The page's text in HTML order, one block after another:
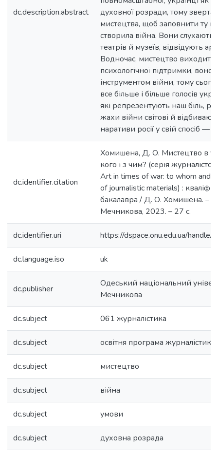
dc.description.abstract
духовної розради, тому
мистецтва, щоб заповнити ту
створила війна. Вони слухають
театрів й музеїв, відвідують
Водночас, мистецтво
психологічної підтримки, воно
інструментом війни, тому
все більше і більше голосів
які репрезентують наш біль,
жахи війни світові й
наративи росії у свій спосіб —
dc.identifier.citation
Хомишена, Д. О. Мистецтво в
кого і з чим? (серія
Art in times of war: to whom and
of journalistic materials) :
бакалавра / Д. О. Хомишена. –
Мечникова, 2023. – 27 с.
dc.identifier.uri https://dspace.onu.edu.ua/
dc.language.iso uk
dc.publisher
Одеський національний
Мечникова
dc.subject 061 журналістика
dc.subject освітня програма журналістика
dc.subject мистецтво
dc.subject війна
dc.subject умови
dc.subject духовна розрада